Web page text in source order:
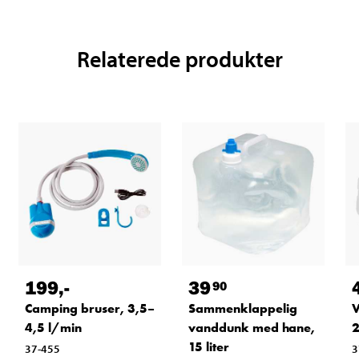
Relaterede produkter
199,-
Camping bruser, 3,5–
4,5 l/min
37-455
3990
Sammenklappelig
vanddunk med hane,
15 liter